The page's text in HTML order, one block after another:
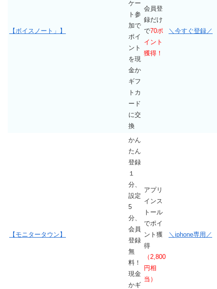
【ボイスノート」】
ケー
ト参
加で
ポイ
ント
を現
金か
ギフ
トカ
ード
に交
換
会員登
録だけ
で70ポ
イント
獲得！
＼今すぐ登録／
【モニタータウン 】
かん
たん
登録
１
分、
設定
5
分、
会員
登録
無
料！
現金
かギ
アプリ
インス
トール
でポイ
ント獲
得
（2,800
円相
当）
＼iphone専用／